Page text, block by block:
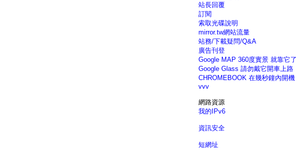
站長回覆
訂閱
索取光碟說明
mirror.tw網站流量
站務/下載疑問/Q&A
廣告刊登
Google MAP 360度實景 就靠它了
Google Glass 請勿戴它開車上路
CHROMEBOOK 在幾秒鐘內開機
vvv
網路資源
我的IPv6
資訊安全
短網址